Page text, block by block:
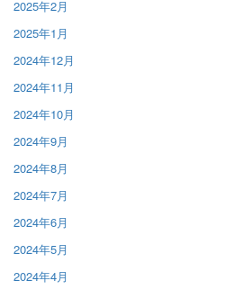
2025年2月
2025年1月
2024年12月
2024年11月
2024年10月
2024年9月
2024年8月
2024年7月
2024年6月
2024年5月
2024年4月